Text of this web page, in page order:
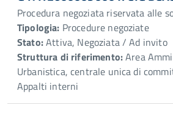
Procedura negoziata riservata alle
Tipologia: Procedure negoziate
Stato:Attiva, Negoziata / Ad invito
Struttura di riferimento:Area
Urbanistica, centrale unica di
Appalti interni